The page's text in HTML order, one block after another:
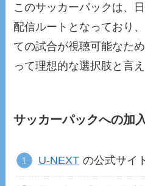
このサッカーパックは、
配信ルートとなっており
ての試合が視聴可能なた
って理想的な選択肢と言え
サッカーパックへの加
U-NEXT の公式サイ